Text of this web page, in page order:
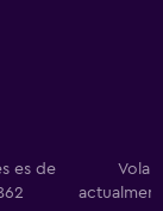
es de
Volar